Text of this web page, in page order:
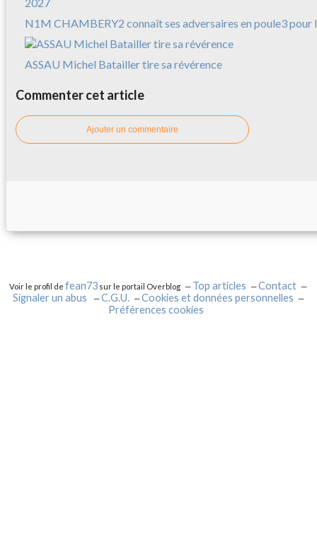
N1M CHAMBERY2 connaît ses adversaires en poule3 pour
ASSAU Michel Batailler tire sa révérence
Commenter cet article
Ajouter un commentaire
Voir le profil defean73 sur le portail Overblog Top articles
Contact
Signaler un abus
C.G.U.
Cookies et données personnelles
Préférences cookies